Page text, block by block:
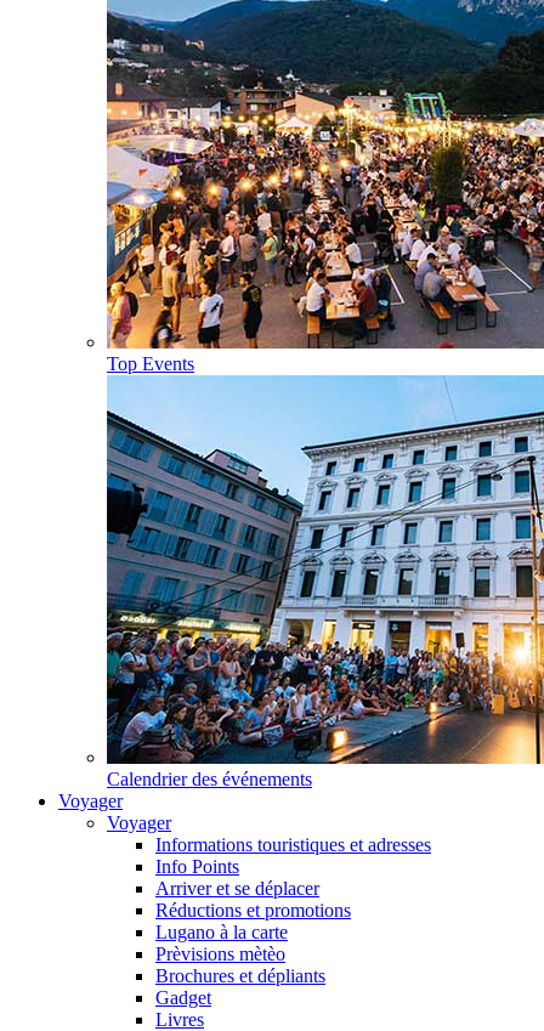
Top Events
Calendrier des événements
Voyager
Voyager
Informations touristiques et adresses
Info Points
Arriver et se déplacer
Réductions et promotions
Lugano à la carte
Prèvisions mètèo
Brochures et dépliants
Gadget
Livres